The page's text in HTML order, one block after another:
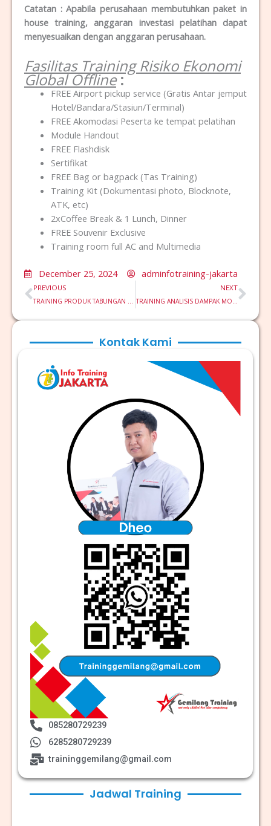
Catatan : Apabila perusahaan membutuhkan paket in
house training, anggaran investasi pelatihan dapat
menyesuaikan dengan anggaran perusahaan.
Fasilitas Training Risiko Ekonomi
Global Offline:
FREE Airport pickup service (Gratis Antar jemput
Hotel/Bandara/Stasiun/Terminal)
FREE Akomodasi Peserta ke tempat pelatihan
Module Handout
FREE Flashdisk
Sertifikat
FREE Bag or bagpack (Tas Training)
Training Kit (Dokumentasi photo, Blocknote,
ATK, etc)
2xCoffee Break & 1 Lunch, Dinner
FREE Souvenir Exclusive
Training room full AC and Multimedia
December 25, 2024 adminfotraining-jakarta
Prev
PREVIOUS
TRAINING PRODUK TABUNGAN PENDIDIKAN DAN RENCANA DANA PENSIUN
NEXT
TRAINING ANALISIS DAMPAK MONETER GLOBAL TERHADAP PERBANKAN
Kontak Kami
085280729239
6285280729239
traininggemilang@gmail.com
Jadwal Training